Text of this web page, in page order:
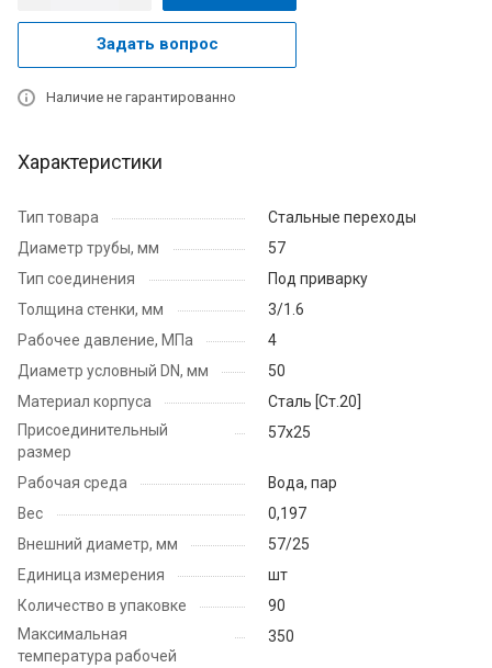
Задать вопрос
Наличие не гарантированно
Характеристики
Тип товара
Стальные переходы
Диаметр трубы, мм
57
Тип соединения
Под приварку
Толщина стенки, мм
3/1.6
Рабочее давление, МПа
4
Диаметр условный DN, мм
50
Материал корпуса
Cталь [Ст.20]
Присоединительный
размер
57х25
Рабочая среда
Вода, пар
Вес
0,197
Внешний диаметр, мм
57/25
Единица измерения
шт
Количество в упаковке
90
Максимальная
температура рабочей
350